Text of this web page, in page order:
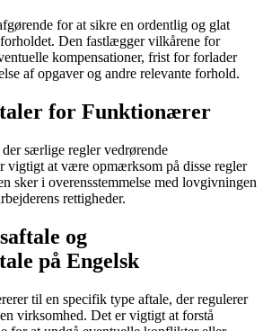
for at sikre en ordentlig og glat
Den fastlægger vilkårene for
kompensationer, frist for forlader
af opgaver og andre relevante forhold.
for Funktionærer
særlige regler vedrørende
vigtigt at være opmærksom på disse regler
sker i overensstemmelse med lovgivningen
rettigheder.
og
på Engelsk
til en specifik type aftale, der regulerer
virksomhed. Det er vigtigt at forstå